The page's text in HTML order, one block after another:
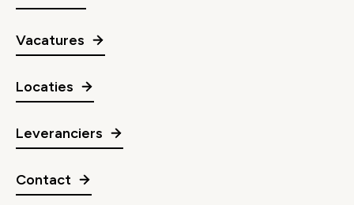
Vacatures
Locaties
Leveranciers
Contact